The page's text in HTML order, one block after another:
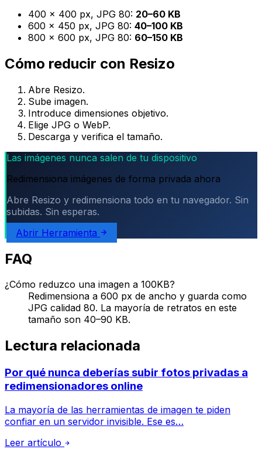
400 × 400 px, JPG 80: 20–60 KB
600 × 450 px, JPG 80: 40–100 KB
800 × 600 px, JPG 80: 60–150 KB
Cómo reducir con Resizo
Abre Resizo.
Sube imagen.
Introduce dimensiones objetivo.
Elige JPG o WebP.
Descarga y verifica el tamaño.
Las imágenes nunca salen de tu dispositivo
Redimensiona imágenes de forma privada ahora
Abre Resizo y redimensiona todo en tu navegador. Sin
subidas. Sin esperas.
Abrir Herramienta
FAQ
¿Cómo reduzco una imagen a 100KB?
Redimensiona a 600 px de ancho y guarda como
JPG calidad 80. La mayoría de retratos en este
tamaño son 40–90 KB.
Lectura relacionada
Por qué nunca deberías subir fotos privadas a
redimensionadores online
La mayoría de las herramientas de imagen te piden
confiar en un servidor invisible. Ese es…
Leer artículo